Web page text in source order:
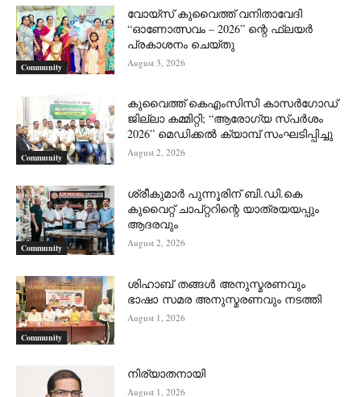
Community
വോയ്സ് കുവൈത്ത് വനിതാവേദി
“ഓണോത്സവം – 2026” ന്റെ ഫ്ലയർ
പ്രകാശനം ചെയ്തു
August 3, 2026
Community
കുവൈത്ത് കെഎംസിസി കാസർഗോഡ്
ജില്ലാ കമ്മിറ്റി; “ആരോഗ്യ സ്പർശം
2026” മെഡിക്കൽ ക്യാമ്പ് സംഘടിപ്പിച്ചു
August 2, 2026
Community
ശ്രീകുമാർ പുന്നൂരിന് ബി.ഡി.കെ
കുവൈറ്റ് ചാപ്റ്ററിന്റെ യാത്രയയപ്പും
ആദരവും
August 2, 2026
Community
ശിഹാബ് തങ്ങൾ അനുസ്മരണവും
ഭാഷാ സമര അനുസ്മരണവും നടത്തി
August 1, 2026
നിര്യാതനായി
August 1, 2026